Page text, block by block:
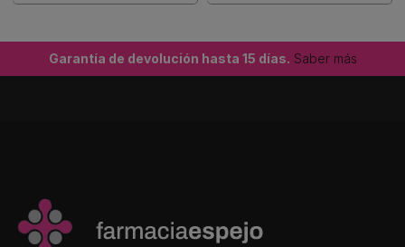
Garantía de devolución hasta 15 días. Saber más